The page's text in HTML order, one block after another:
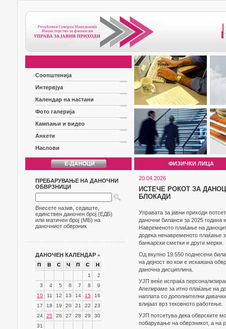
Соопштенија
Интервјуа
Календар на настани
Фото галерија
Кампањи и видео
Анкети
Наслови
ФИЗИЧКИ ЛИЦА
ПРЕБАРУВАЊЕ НА ДАНОЧНИ
ОБВРЗНИЦИ
Внесете назив, седиште,
единствен даночен број (ЕДБ)
или матичен број (МБ) на
даночниот обврзник
ДАНОЧЕН КАЛЕНДАР »
П В С Ч П С
Н
1
2
3
4 5 6 7 8
9
10
11 12 13 14 15
16
17
18 19 20 21 22
23
24
25 26 27 28 29
30
31
20.04.2026
ИСТЕЧЕ РОКОТ ЗА
БЛОКАДИ
Управата за јавни приходи
даночни биланси за 2025 година
Навременото плаќање на
додека ненавременото плаќање
банкарски сметки и други мерки.
Од вкупно 19.550 поднесени
на дејност во кои е искажана
даночна дисциплина.
УЈП веќе испраќа
Апелираме за итно плаќање на
наплата со дополнителни
влијаат врз тековното работење.
УЈП потсетува дека обврските
побарување на обврзникот, а на